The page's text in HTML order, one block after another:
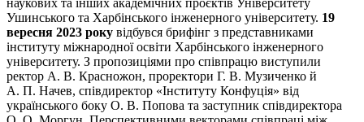
наукових та інших академічних проєктів Університету
Ушинського та Харбінського інженерного університету. 19
вересня 2023 року відбувся брифінг з представниками
інституту міжнародної освіти Харбінського інженерного
університету. З пропозиціями про співпрацю виступили
ректор А. В. Красножон, проректори Г. В. Музиченко й
А. П. Начев, співдиректор «Інституту Конфуція» від
українського боку О. В. Попова та заступник співдиректора